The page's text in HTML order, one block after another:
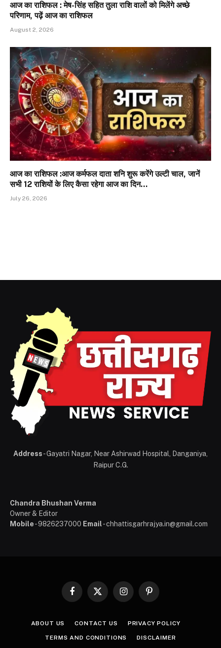
आज का राशिफल : मेष-सिंह सहित तुला राशि वालों को मिलेंगे अच्छे
परिणाम, पढ़ें आज का राशिफल
August 2, 2026
आज का राशिफल :आज कर्मफल दाता शनि शुरू करेंगे उल्टी चाल, जानें
सभी 12 राशियों के लिए कैसा रहेगा आज का दिन…
July 26, 2026
Address- Gayatri Nagar, Near Ashirwad Hospital, Danganiya,
Raipur C.G.
Chandra Bhushan Verma
Owner & Editor
Mobile- 9826237000 Email- chhattisgarhrajya.in@gmail.com
Facebook
X
InstagramPinterest
ABOUT US CONTACT US PRIVACY POLICY
TERMS AND CONDITIONS DISCLAIMER